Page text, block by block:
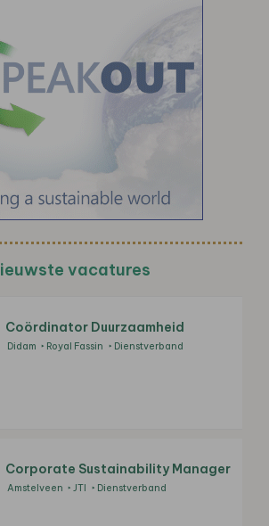
vacatures
Coördinator Duurzaamheid
Didam Royal Fassin Dienstverband
Corporate Sustainability Manager
Amstelveen JTI Dienstverband